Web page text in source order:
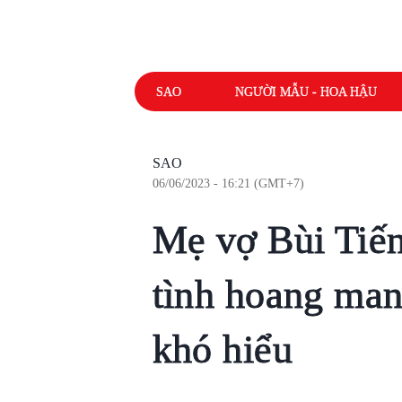
SAO NGƯỜI MẪU - HOA HẬU
SAO
06/06/2023 - 16:21 (GMT+7)
Mẹ vợ Bùi
tình hoang
khó hiểu